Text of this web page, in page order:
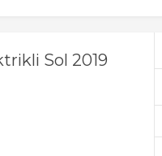
Sol 2019